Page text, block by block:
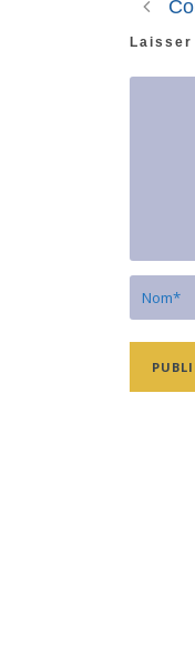
Laisser